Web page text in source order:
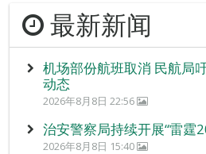
最新新闻
机场部份航班取消 民航局
动态
2026年8月8日 22:56
治安警察局持续开展“雷霆
2026年8月8日 15:40